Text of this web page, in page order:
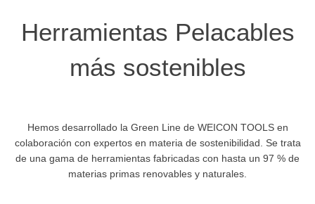
Herramientas Pelacables
más sostenibles
Hemos desarrollado la Green Line de WEICON TOOLS en
colaboración con expertos en materia de sostenibilidad. Se trata
de una gama de herramientas fabricadas con hasta un 97 % de
materias primas renovables y naturales.